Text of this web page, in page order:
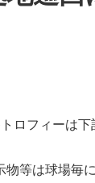
フィーは下
等は球場毎